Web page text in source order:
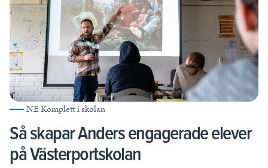
NE Komplett i skolan
Så skapar Anders engagerade elever
på Västerportskolan